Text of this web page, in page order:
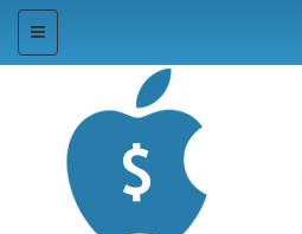
منو